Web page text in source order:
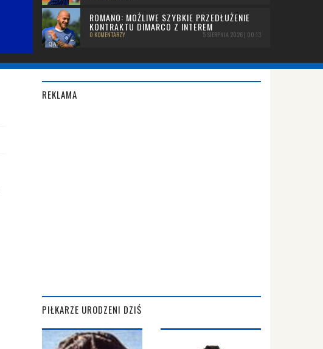
ROMANO: MOŻLIWE SZYBKIE PRZEDŁUŻENIE
KONTRAKTU DIMARCO Z INTEREM
0 KOMENTARZY 5 SIERPNIA 2026 | 00:13
REKLAMA
PIŁKARZE URODZENI DZIŚ